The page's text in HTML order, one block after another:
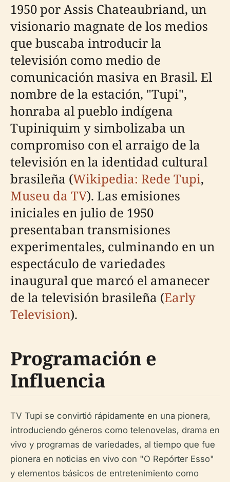
1950 por Assis Chateaubriand, un
visionario magnate de los medios
que buscaba introducir la
televisión como medio de
comunicación masiva en Brasil. El
nombre de la estación, "Tupi",
honraba al pueblo indígena
Tupiniquim y simbolizaba un
compromiso con el arraigo de la
televisión en la identidad cultural
brasileña (Wikipedia: Rede Tupi,
Museu da TV). Las emisiones
iniciales en julio de 1950
presentaban transmisiones
experimentales, culminando en un
espectáculo de variedades
inaugural que marcó el amanecer
de la televisión brasileña (Early
Television).
Programación e
Influencia
TV Tupi se convirtió rápidamente en una pionera,
introduciendo géneros como telenovelas, drama en
vivo y programas de variedades, al tiempo que fue
pionera en noticias en vivo con "O Repórter Esso"
y elementos básicos de entretenimiento como